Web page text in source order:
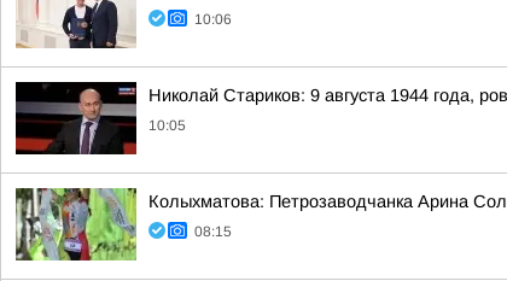
10:06
Николай Стариков: 9 августа 1944 года,
10:05
Колыхматова: Петрозаводчанка Арина
08:15